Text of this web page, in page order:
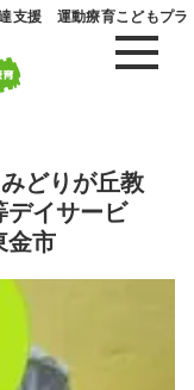
支援 運動療育こどもプラ
どりが丘教
イサービ
市